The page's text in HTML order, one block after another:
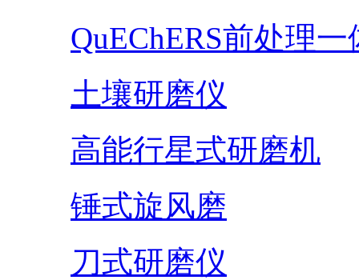
QuEChERS前处理一
土壤研磨仪
高能行星式研磨机
锤式旋风磨
刀式研磨仪